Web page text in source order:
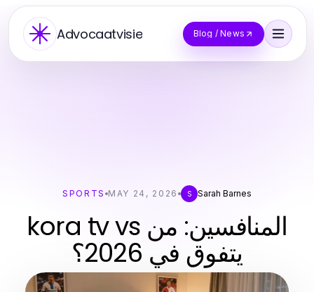
Advocaatvisie Blog / News
SPORTS MAY 24, 2026 S Sarah Barnes
kora tv vs المنافسين: من
يتفوق في 2026؟